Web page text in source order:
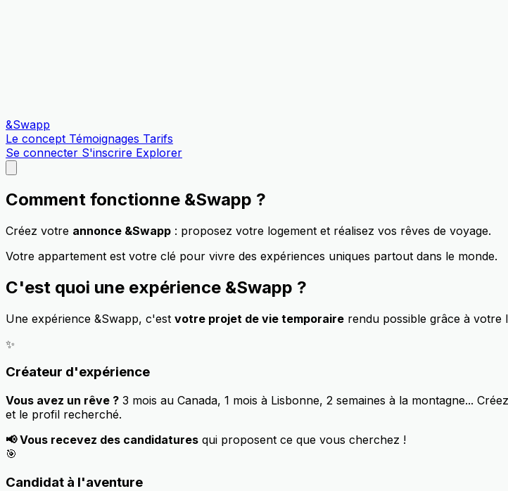
&Swapp
Le concept Témoignages Tarifs
Se connecter S'inscrire Explorer
Comment fonctionne &Swapp ?
Créez votre annonce &Swapp : proposez votre logement et réalisez vos rêves de voyage.
Votre appartement est votre clé pour vivre des expériences uniques partout dans le monde.
C'est quoi une expérience &Swapp ?
Une expérience &Swapp, c'est votre projet de vie temporaire rendu possible grâce à votre
✨
Créateur d'expérience
Vous avez un rêve ? 3 mois au Canada, 1 mois à Lisbonne, 2 semaines à la montagne...
et le profil recherché.
📢 Vous recevez des candidatures qui proposent ce que vous cherchez !
🎯
Candidat à l'aventure